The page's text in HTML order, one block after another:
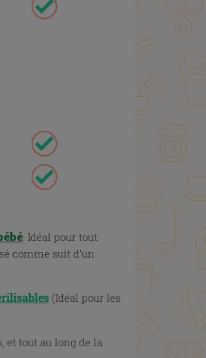
. Idéal pour tout
comme suit d’un
(Idéal pour les
et tout au long de la